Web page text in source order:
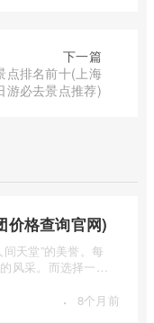
下一篇
点排名前十(上海
游必去景点推荐)
价格查询官网)
天堂”的美誉。每
风采。而选择一个
· 8个月前